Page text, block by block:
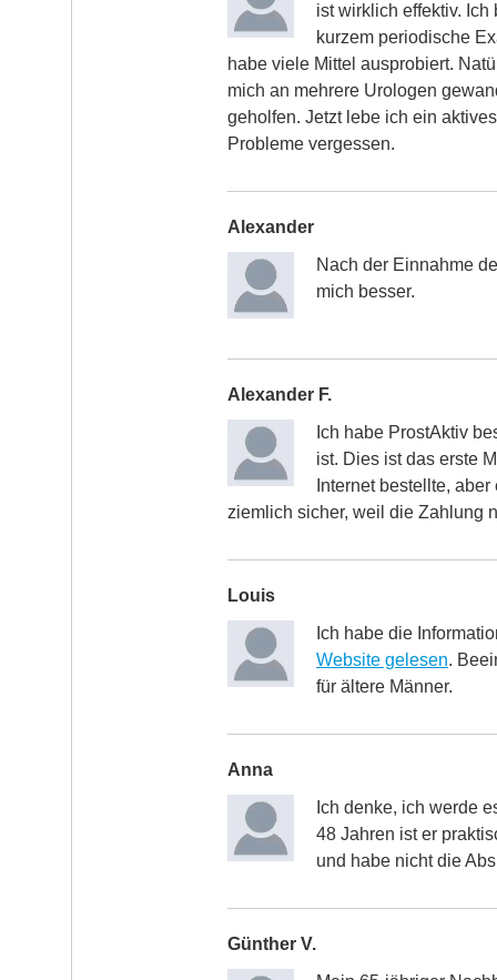
ist wirklich effektiv.
kurzem periodische
habe viele Mittel ausprobiert.
mich an mehrere Urologen
geholfen. Jetzt lebe ich ein
Probleme vergessen.
Alexander
Nach der Einnahme
mich besser.
Alexander F.
Ich habe ProstAktiv
ist. Dies ist das erste
Internet bestellte,
ziemlich sicher, weil die Zahlung
Louis
Ich habe die
Website gelesen.
für ältere Männer.
Anna
Ich denke, ich werde
48 Jahren ist er
und habe nicht die
Günther V.